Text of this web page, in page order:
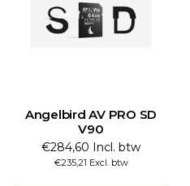
Angelbird AV PRO SD
V90
€284,60 Incl. btw
€235,21 Excl. btw